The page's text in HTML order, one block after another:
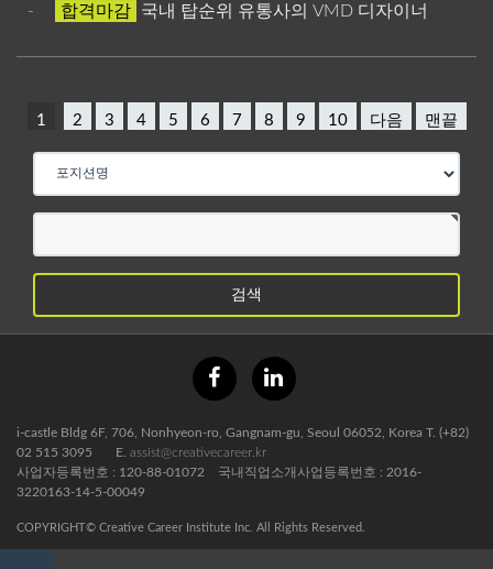
- 합격마감 국내 탑순위 유통사의 VMD 디자이너
1 2 3 4 5 6 7 8 9 10 다음 맨끝
시
검
색
i-castle Bldg 6F, 706, Nonhyeon-ro, Gangnam-gu, Seoul 06052, Korea T. (+82)
02 515 3095 E. assist@creativecareer.kr
사업자등록번호 : 120-88-01072 국내직업소개사업등록번호 : 2016-
3220163-14-5-00049
COPYRIGHT© Creative Career Institute Inc. All Rights Reserved.